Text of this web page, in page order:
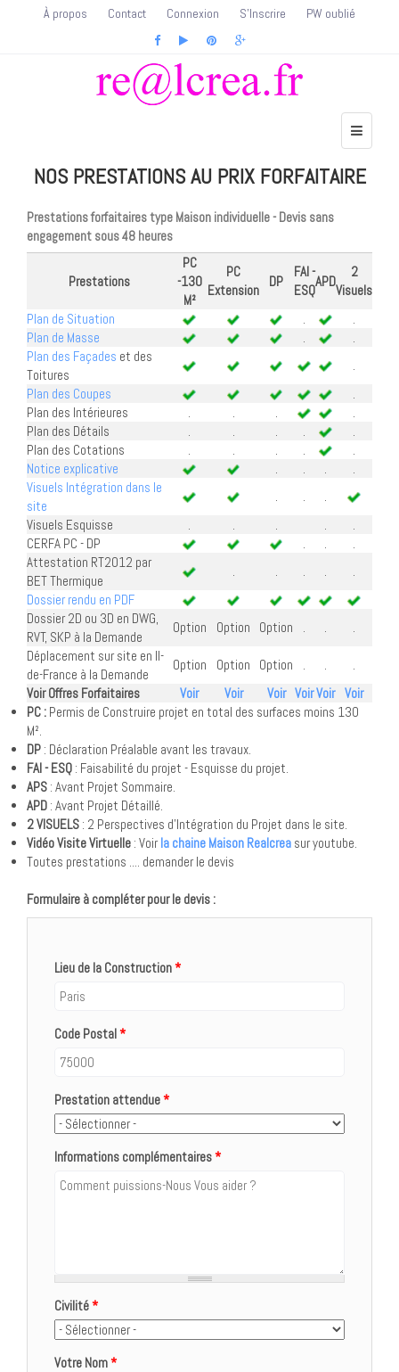
À propos Contact Connexion S'Inscrire PW oublié
NOS PRESTATIONS AU PRIX FORFAITAIRE
Prestations forfaitaires type Maison individuelle - Devis sans
engagement sous 48 heures
Prestations
PC
-130
M²
PC
Extension
DP
FAI -
ESQ
APD
2
Visuels
Plan de Situation
.
.
Plan de Masse
.
.
Plan des Façades et des
Toitures
.
Plan des Coupes
.
Plan des Intérieures
. . .
.
Plan des Détails
. . . .
.
Plan des Cotations
. . . .
.
Notice explicative
. . .
.
Visuels Intégration dans le
site
. .
.
Visuels Esquisse
. . . .
.
CERFA PC - DP
. .
.
Attestation RT2012 par
BET Thermique
. . . .
.
Dossier rendu en PDF
Dossier 2D ou 3D en DWG,
RVT, SKP à la Demande
Option Option Option . .
.
Déplacement sur site en Il-
de-France à la Demande
Option Option Option . .
.
Voir Offres Forfaitaires
Voir Voir Voir VoirVoir Voir
PC : Permis de Construire projet en total des surfaces moins 130
M².
DP : Déclaration Préalable avant les travaux.
FAI - ESQ : Faisabilité du projet - Esquisse du projet.
APS : Avant Projet Sommaire.
APD : Avant Projet Détaillé.
2 VISUELS : 2 Perspectives d'Intégration du Projet dans le site.
Vidéo Visite Virtuelle : Voirla chaine Maison Realcrea sur youtube.
Toutes prestations .... demander le devis
Formulaire à compléter pour le devis :
Lieu de la Construction*
Code Postal*
Prestation attendue*
Informations complémentaires*
Civilité*
Votre Nom*